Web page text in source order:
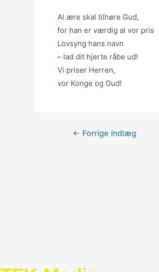
Al ære skal tilhøre Gud,
for han er værdig al vor pris
Lovsyng hans navn
– lad dit hjerte råbe ud!
Vi priser Herren,
vor Konge og Gud!
Indlægsnavigation
← Forrige Indlæg